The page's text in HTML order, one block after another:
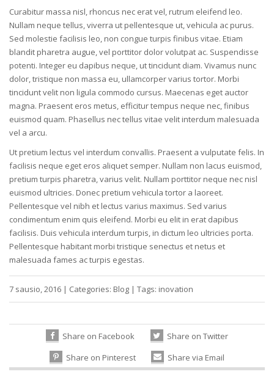
Curabitur massa nisl, rhoncus nec erat vel, rutrum eleifend leo.
Nullam neque tellus, viverra ut pellentesque ut, vehicula ac purus.
Sed molestie facilisis leo, non congue turpis finibus vitae. Etiam
blandit pharetra augue, vel porttitor dolor volutpat ac. Suspendisse
potenti. Integer eu dapibus neque, ut tincidunt diam. Vivamus nunc
dolor, tristique non massa eu, ullamcorper varius tortor. Morbi
tincidunt velit non ligula commodo cursus. Maecenas eget auctor
magna. Praesent eros metus, efficitur tempus neque nec, finibus
euismod quam. Phasellus nec tellus vitae velit interdum malesuada
vel a arcu.
Ut pretium lectus vel interdum convallis. Praesent a vulputate felis. In
facilisis neque eget eros aliquet semper. Nullam non lacus euismod,
pretium turpis pharetra, varius velit. Nullam porttitor neque nec nisl
euismod ultricies. Donec pretium vehicula tortor a laoreet.
Pellentesque vel nibh et lectus varius maximus. Sed varius
condimentum enim quis eleifend. Morbi eu elit in erat dapibus
facilisis. Duis vehicula interdum turpis, in dictum leo ultricies porta.
Pellentesque habitant morbi tristique senectus et netus et
malesuada fames ac turpis egestas.
7 sausio, 2016 | Categories: Blog | Tags: inovation
Share on Facebook
Share on Twitter
Share on Pinterest
Share via Email